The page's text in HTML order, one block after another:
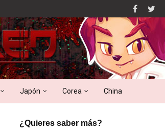
Japón Corea China
¿Quieres saber más?